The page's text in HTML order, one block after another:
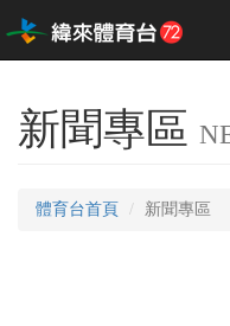
新聞專區
體育台首頁 新聞專區